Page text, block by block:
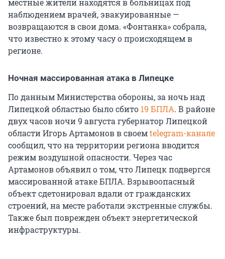
местные жители находятся в больницах под
наблюдением врачей, эвакуированные —
возвращаются в свои дома. «Фонтанка» собрала,
что известно к этому часу о происходящем в
регионе.
Ночная массированная атака в Липецке
По данным Министерства обороны, за ночь над
Липецкой областью было сбито 19 БПЛА. В районе
двух часов ночи 9 августа губернатор Липецкой
области Игорь Артамонов в своемtelegram-канале
сообщил, что на территории региона вводится
режим воздушной опасности. Через час
Артамонов объявил о том, что Липецк подвергся
массированной атаке БПЛА. Взрывоопасный
объект сдетонировал вдали от гражданских
строений, на месте работали экстренные службы.
Также был поврежден объект энергетической
инфраструктуры.